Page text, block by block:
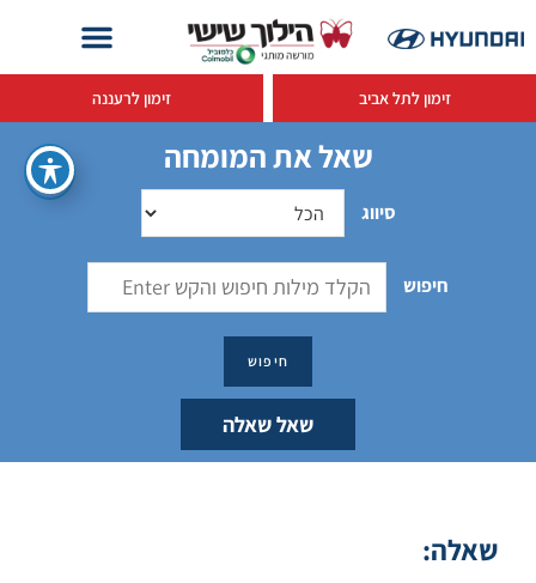
זימון לתל אביב זימון לרעננה
שאל את המומחה
סיווג
חיפוש
שאל שאלה
שאלה: